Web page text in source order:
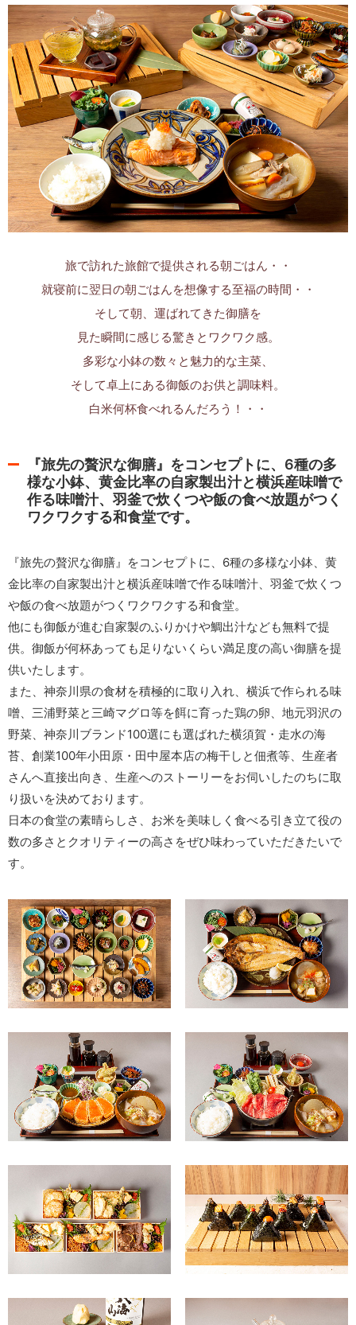
旅で訪れた旅館で提供される朝ごはん・・
就寝前に翌日の朝ごはんを想像する至福の時間・・
そして朝、運ばれてきた御膳を
見た瞬間に感じる驚きとワクワク感。
多彩な小鉢の数々と魅力的な主菜、
そして卓上にある御飯のお供と調味料。
白米何杯食べれるんだろう！・・
『旅先の贅沢な御膳』をコンセプトに、6種の多
様な小鉢、黄金比率の自家製出汁と横浜産味噌で
作る味噌汁、羽釜で炊くつや飯の食べ放題がつく
ワクワクする和食堂です。
『旅先の贅沢な御膳』をコンセプトに、6種の多様な小鉢、黄
金比率の自家製出汁と横浜産味噌で作る味噌汁、羽釜で炊くつ
や飯の食べ放題がつくワクワクする和食堂。
他にも御飯が進む自家製のふりかけや鯛出汁なども無料で提
供。御飯が何杯あっても足りないくらい満足度の高い御膳を提
供いたします。
また、神奈川県の食材を積極的に取り入れ、横浜で作られる味
噌、三浦野菜と三崎マグロ等を餌に育った鶏の卵、地元羽沢の
野菜、神奈川ブランド100選にも選ばれた横須賀・走水の海
苔、創業100年小田原・田中屋本店の梅干しと佃煮等、生産者
さんへ直接出向き、生産へのストーリーをお伺いしたのちに取
り扱いを決めております。
日本の食堂の素晴らしさ、お米を美味しく食べる引き立て役の
数の多さとクオリティーの高さをぜひ味わっていただきたいで
す。